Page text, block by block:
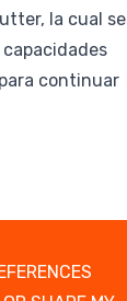
la cual se
continuar